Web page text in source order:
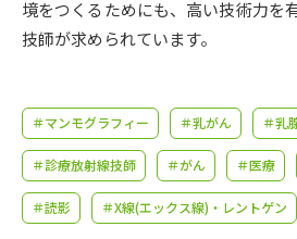
大学で学びたい学問発見
学問の教科書 夢ナ
ユーザーサポー
境をつくるためにも、高い技術力を
技師が求められています。
＃マンモグラフィー ＃乳がん ＃乳
＃診療放射線技師 ＃がん ＃医療
＃読影 ＃X線(エックス線)・レントゲン